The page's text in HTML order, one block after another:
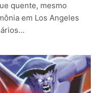
quente, mesmo
em Los Angeles